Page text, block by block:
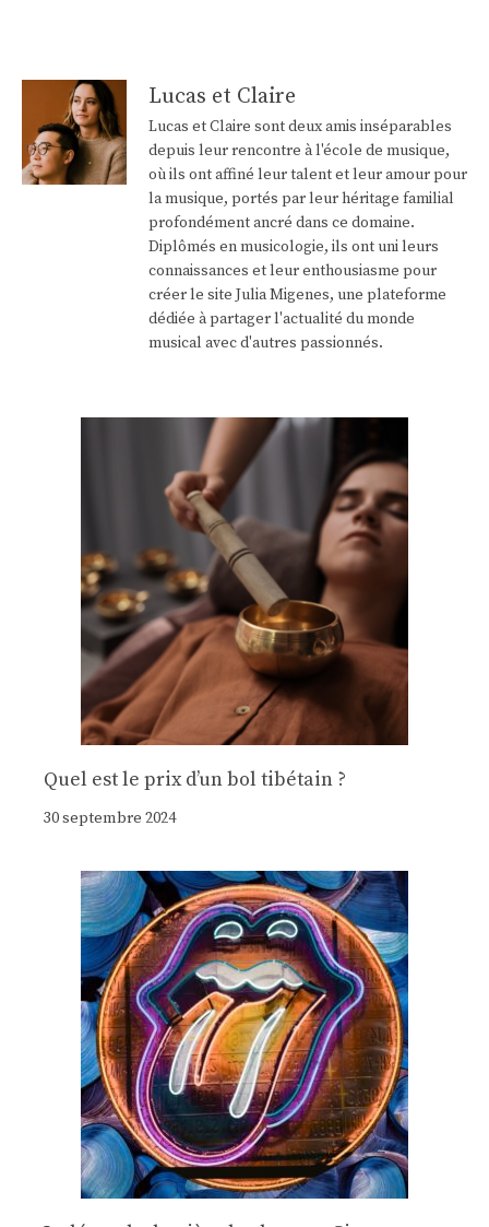
Lucas et Claire
Lucas et Claire sont deux amis inséparables
depuis leur rencontre à l'école de musique,
où ils ont affiné leur talent et leur amour pour
la musique, portés par leur héritage familial
profondément ancré dans ce domaine.
Diplômés en musicologie, ils ont uni leurs
connaissances et leur enthousiasme pour
créer le site Julia Migenes, une plateforme
dédiée à partager l'actualité du monde
musical avec d'autres passionnés.
Quel est le prix d’un bol tibétain ?
30 septembre 2024